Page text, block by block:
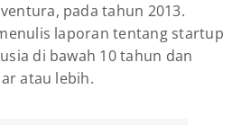
pada tahun 2013.
laporan tentang startup
di bawah 10 tahun dan
atau lebih.